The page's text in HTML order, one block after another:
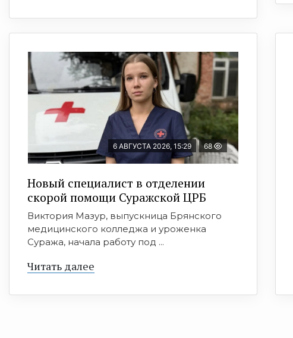
6 АВГУСТА 2026, 15:29 68
Новый специалист в отделении
скорой помощи Суражской ЦРБ
Виктория Мазур, выпускница Брянского
медицинского колледжа и уроженка
Суража, начала работу под ...
Читать далее